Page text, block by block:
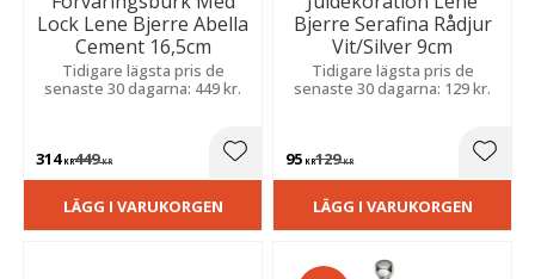
Lock Lene Bjerre Abella
Cement 16,5cm
Tidigare lägsta pris de
senaste 30 dagarna: 449 kr.
314KR449KR Lägg till i favoriter
LÄGG I VARUKORGEN
Bjerre Serafina Rådjur
Vit/Silver 9cm
Tidigare lägsta pris de
senaste 30 dagarna: 129 kr.
95 KR129KR
LÄGG I VARUKORGEN